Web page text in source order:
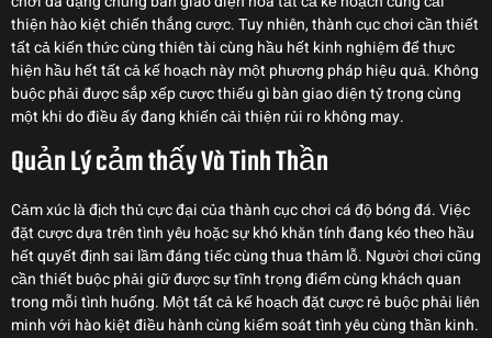
thiện hào kiệt chiến thắng cược. Tuy nhiên, thành cục chơi cần thiết
tất cả kiến thức cùng thiên tài cùng hầu hết kinh nghiệm để thực
hiện hầu hết tất cả kế hoạch này một phương pháp hiệu quả. Không
buộc phải được sắp xếp cược thiếu gì bàn giao diện tỷ trọng cùng
một khi do điều ấy đang khiến cải thiện rủi ro không may.
Quản Lý cảm thấy Và Tinh Thần
Cảm xúc là địch thủ cực đại của thành cục chơi cá độ bóng đá. Việc
đặt cược dựa trên tình yêu hoặc sự khó khăn tính đang kéo theo hầu
hết quyết định sai lầm đáng tiếc cùng thua thảm lỗ. Người chơi cũng
cần thiết buộc phải giữ được sự tĩnh trọng điểm cùng khách quan
trong mỗi tình huống. Một tất cả kế hoạch đặt cược rẻ buộc phải liên
minh với hào kiệt điều hành cùng kiểm soát tình yêu cùng thần kinh.